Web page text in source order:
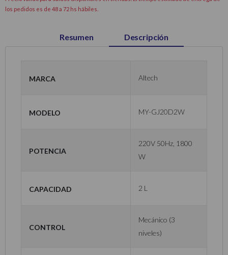
los pedidos es de 48 a 72 hs hábiles.
Resumen Descripción
Marca Altech
Modelo MY-GJ20D2W
Potencia
220V 50Hz, 1800
W
Capacidad 2 L
Control
Mecánico (3
niveles)